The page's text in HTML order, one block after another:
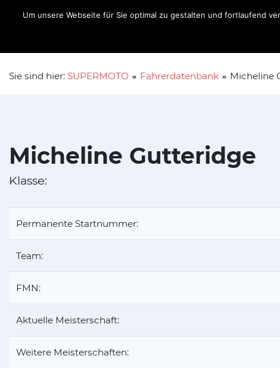
Sie sind hier: SUPERMOTO Fahrerdatenbank Micheline
Micheline Gutteridge
Klasse:
Permanente Startnummer:
Team:
FMN:
Aktuelle Meisterschaft:
Weitere Meisterschaften:
Um unsere Webseite für Sie optimal zu gestalten und fortlaufend